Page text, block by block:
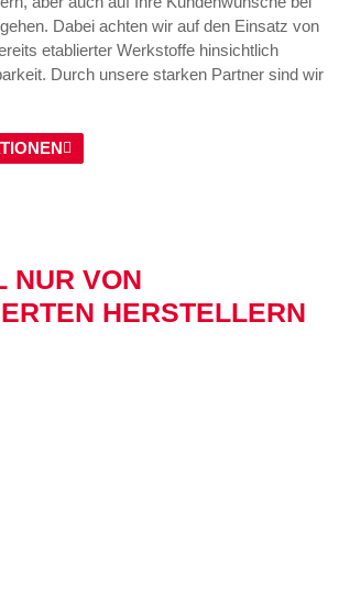
Dabei achten wir auf den Einsatz von
etablierter Werkstoffe hinsichtlich
Durch unsere starken Partner sind wir
NUR VON
HERSTELLERN